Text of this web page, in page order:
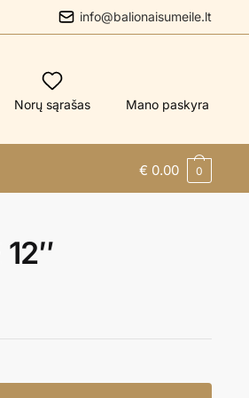
info@balionaisumeile.lt
Norų sąrašas Mano paskyra
€ 0.00 0